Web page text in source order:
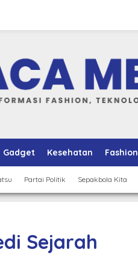
Gadget Kesehatan Fashion
Partai Politik Sepakbola Kita
Sejarah